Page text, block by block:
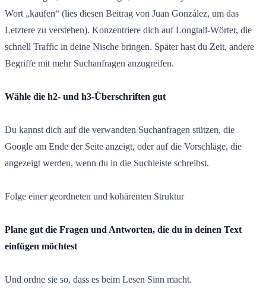
Wort „kaufen“ (lies diesen Beitrag von Juan González, um das
Letztere zu verstehen). Konzentriere dich auf Longtail-Wörter, die
schnell Traffic in deine Nische bringen. Später hast du Zeit, andere
Begriffe mit mehr Suchanfragen anzugreifen.
Wähle die h2- und h3-Überschriften gut
Du kannst dich auf die verwandten Suchanfragen stützen, die
Google am Ende der Seite anzeigt, oder auf die Vorschläge, die
angezeigt werden, wenn du in die Suchleiste schreibst.
Folge einer geordneten und kohärenten Struktur
Plane gut die Fragen und Antworten, die du in deinen Text
einfügen möchtest
Und ordne sie so, dass es beim Lesen Sinn macht.